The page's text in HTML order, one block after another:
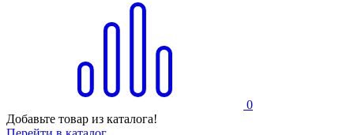
0
Добавьте товар из каталога!